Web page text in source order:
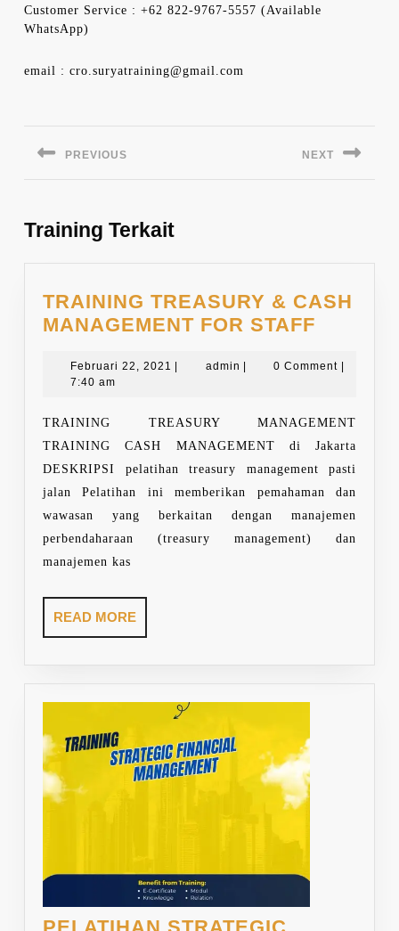
Customer Service : +62 822-9767-5557 (Available
WhatsApp)
email : cro.suryatraining@gmail.com
PREVIOUS NEXT
Training Terkait
TRAINING TREASURY & CASH
MANAGEMENT FOR STAFF
&
FOR
STAFF
Februari 22, 2021 Februariadmin admin0 Comment
7:40 am
TRAINING TREASURY MANAGEMENT
TRAINING CASH MANAGEMENT di Jakarta
DESKRIPSI pelatihan treasury management pasti
jalan Pelatihan ini memberikan pemahaman dan
wawasan yang berkaitan dengan manajemen
perbendaharaan (treasury management) dan
manajemen kas
READ MOREREAD
MORE